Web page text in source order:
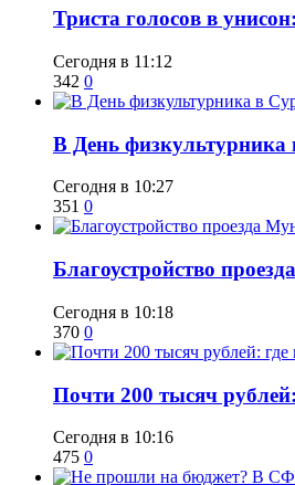
​Триста голосов в
Сегодня в 11:12
342 0
​В День физкультурника
Сегодня в 10:27
351 0
Благоустройство
Сегодня в 10:18
370 0
​Почти 200 тысяч
Сегодня в 10:16
475 0